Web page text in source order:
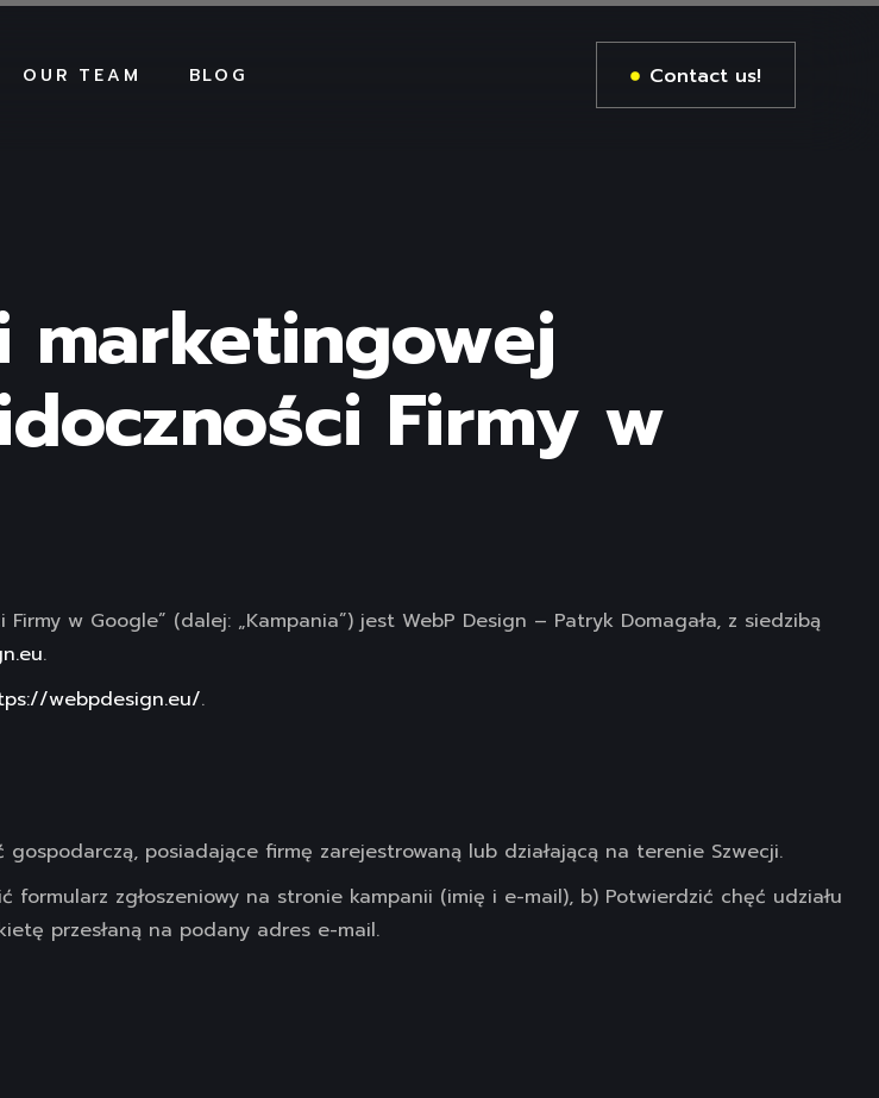
OUR TEAM BLOG Contact us!
marketingowej
Firmy w
w Google” (dalej: „Kampania”) jest WebP Design – Patryk Domagała, z siedzibą
.
webpdesign.eu/.
posiadające firmę zarejestrowaną lub działającą na terenie Szwecji.
formularz zgłoszeniowy na stronie kampanii (imię i e-mail), b) Potwierdzić chęć udziału
przesłaną na podany adres e-mail.